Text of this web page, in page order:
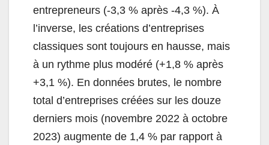
entrepreneurs (‑3,3 % après ‑4,3 %). À
l’inverse, les créations d’entreprises
classiques sont toujours en hausse, mais
à un rythme plus modéré (+1,8 % après
+3,1 %). En données brutes, le nombre
total d’entreprises créées sur les douze
derniers mois (novembre 2022 à octobre
2023) augmente de 1,4 % par rapport à